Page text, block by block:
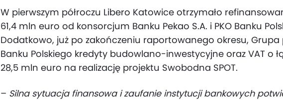
W pierwszym półroczu Libero Katowice otrzymało
61,4 mln euro od konsorcjum Banku Pekao S.A. i PKO Banku
Dodatkowo, już po zakończeniu raportowanego okresu, Grupa
Banku Polskiego kredyty budowlano-inwestycyjne oraz VAT o
28,5 mln euro na realizację projektu Swobodna SPOT.
– Silna sytuacja finansowa i zaufanie instytucji bankowych